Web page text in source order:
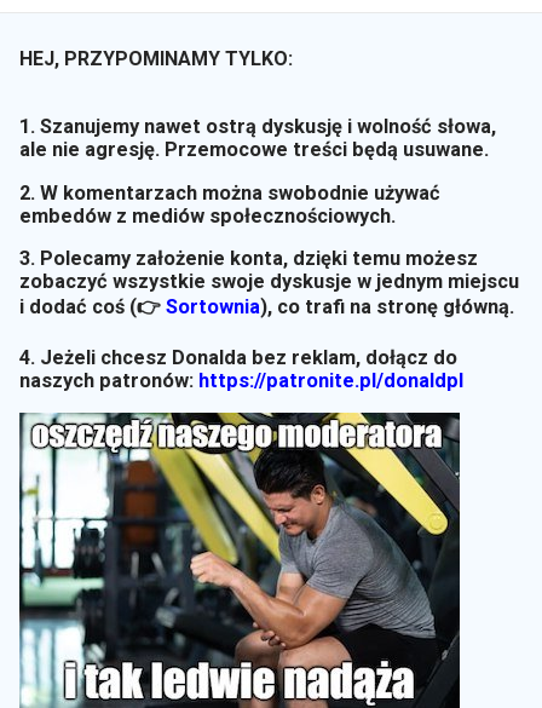
HEJ, PRZYPOMINAMY TYLKO:
1. Szanujemy nawet ostrą dyskusję i wolność słowa,
ale nie agresję. Przemocowe treści będą usuwane.
2. W komentarzach można swobodnie używać
embedów z mediów społecznościowych.
3. Polecamy założenie konta, dzięki temu możesz
zobaczyć wszystkie swoje dyskusje w jednym miejscu
i dodać coś (👉 Sortownia), co trafi na stronę główną.
4. Jeżeli chcesz Donalda bez reklam, dołącz do
naszych patronów: https://patronite.pl/donaldpl